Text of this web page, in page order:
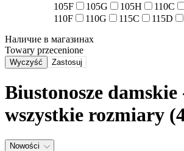
105F
105G 105H 110C
110F
110G 115C 115D
Наличие в магазинах
Towary przecenione
Wyczyść Zastosuj
Biustonosze damskie
wszystkie rozmiary
Nowości